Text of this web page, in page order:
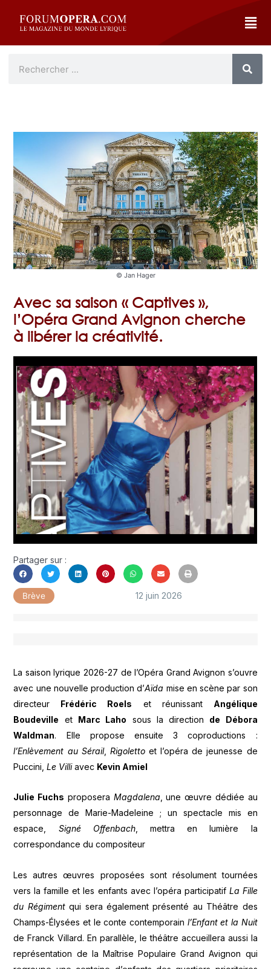
© Jan Hager
Avec sa saison « Captives »,
l’Opéra Grand Avignon cherche
à libérer la créativité.
Partager sur :
Brève 12 juin 2026
La saison lyrique 2026-27 de l’Opéra Grand Avignon s’ouvre
avec une nouvelle production d’Aïda mise en scène par son
directeur Frédéric Roels et réunissant Angélique
Boudeville et Marc Laho sous la direction de Débora
Waldman. Elle propose ensuite 3 coproductions :
l’Enlèvement au Sérail, Rigolettoet l’opéra de jeunesse de
Puccini,Le Villiavec Kevin Amiel
Julie Fuchs proposera Magdalena , une œuvre dédiée au
personnage de Marie-Madeleine ; un spectacle mis en
espace, Signé Offenbach, mettra en lumière la
correspondance du compositeur
Les autres œuvres proposées sont résolument tournées
vers la famille et les enfants avec l’opéra participatif La Fille
du Régimentqui sera également présenté au Théâtre des
Champs-Élysées et le conte contemporain l’Enfant et la Nuit
de Franck Villard. En parallèle, le théâtre accueillera aussi la
représentation de la Maîtrise Populaire Grand Avignon qui